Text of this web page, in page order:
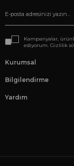
Kampanyalar,
ediyorum. Gizlilik
Kurumsal
Bilgilendirme
Yardım